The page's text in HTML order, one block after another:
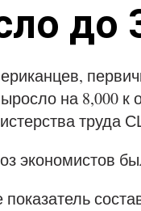
до
на 8,000
труда
экономистов